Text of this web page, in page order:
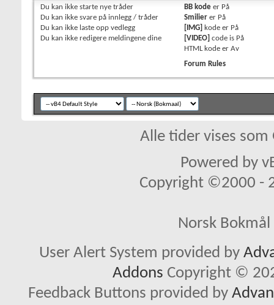
Du kan ikke starte nye tråder
Du kan ikke svare på innlegg / tråder
Du kan ikke laste opp vedlegg
Du kan ikke redigere meldingene dine
BB kodeer På
Smilierer På
[IMG]
kode er På
[VIDEO] code is På
HTML kode er Av
Forum Rules
Alle tider vises som
Powered by
Copyright ©2000 -
Norsk
User Alert System provided by
Addons Copyright ©
Feedback Buttons provided by